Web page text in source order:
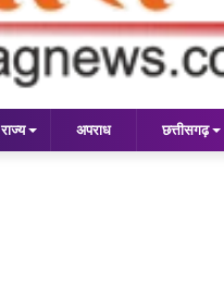
राज्य अपराध छत्तीसगढ़